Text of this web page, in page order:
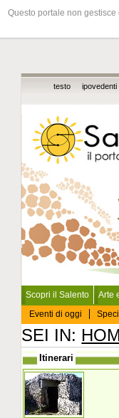
Questo portale non
testo ipovedenti
Scopri il Salento Arte
Eventi di oggi
SEI IN:
Itinerari